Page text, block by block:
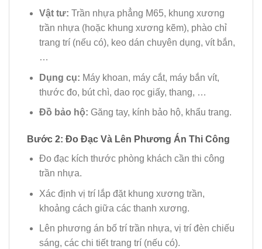
Vật tư: Trần nhựa phẳng M65, khung xương
trần nhựa (hoặc khung xương kẽm), phào chỉ
trang trí (nếu có), keo dán chuyên dụng, vít bắn,
…
Dụng cụ: Máy khoan, máy cắt, máy bắn vít,
thước đo, bút chì, dao rọc giấy, thang, …
Đồ bảo hộ: Găng tay, kính bảo hộ, khẩu trang.
Bước 2: Đo Đạc Và Lên Phương Án Thi Công
Đo đạc kích thước phòng khách cần thi công
trần nhựa.
Xác định vị trí lắp đặt khung xương trần,
khoảng cách giữa các thanh xương.
Lên phương án bố trí trần nhựa, vị trí đèn chiếu
sáng, các chi tiết trang trí (nếu có).